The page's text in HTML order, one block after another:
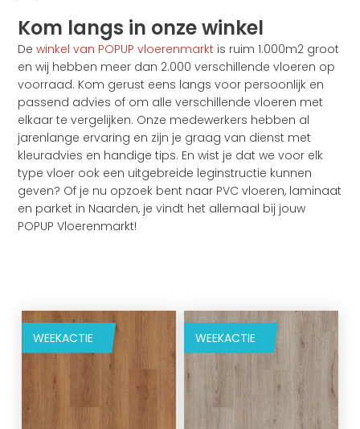
Kom langs in onze winkel
Dewinkel van POPUP vloerenmarkt is ruim 1.000m2 groot
en wij hebben meer dan 2.000 verschillende vloeren op
voorraad. Kom gerust eens langs voor persoonlijk en
passend advies of om alle verschillende vloeren met
elkaar te vergelijken. Onze medewerkers hebben al
jarenlange ervaring en zijn je graag van dienst met
kleuradvies en handige tips. En wist je dat we voor elk
type vloer ook een uitgebreide leginstructie kunnen
geven? Of je nu opzoek bent naar PVC vloeren, laminaat
en parket in Naarden, je vindt het allemaal bij jouw
POPUP Vloerenmarkt!
WEEKACTIE WEEKACTIE